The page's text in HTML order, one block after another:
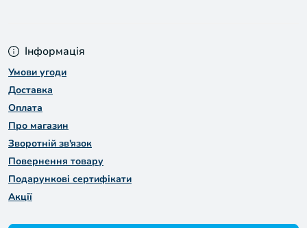
Інформація
Умови угоди
Доставка
Оплата
Про магазин
Зворотній зв'язок
Повернення товару
Подарункові сертифікати
Акції